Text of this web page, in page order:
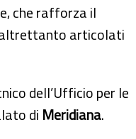
che rafforza il
altrettanto articolati
dell’Ufficio per le
di Meridiana.